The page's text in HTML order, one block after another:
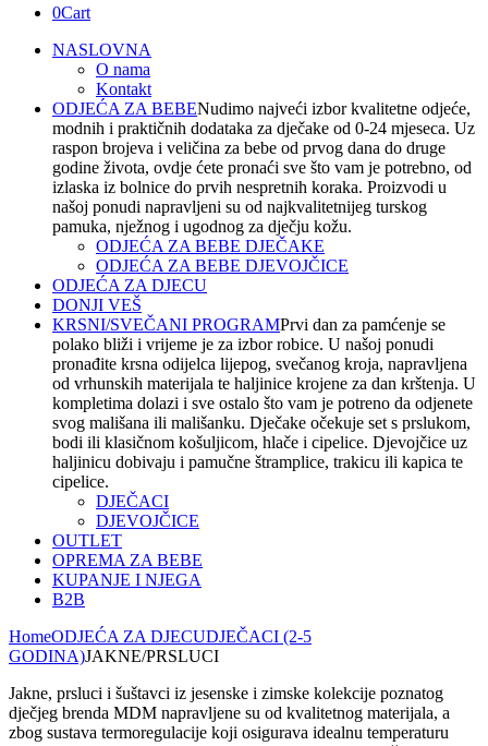
0Cart
NASLOVNA
O nama
Kontakt
ODJEĆA ZA BEBENudimo najveći izbor kvalitetne odjeće,
modnih i praktičnih dodataka za dječake od 0-24 mjeseca. Uz
raspon brojeva i veličina za bebe od prvog dana do druge
godine života, ovdje ćete pronaći sve što vam je potrebno, od
izlaska iz bolnice do prvih nespretnih koraka. Proizvodi u
našoj ponudi napravljeni su od najkvalitetnijeg turskog
pamuka, nježnog i ugodnog za dječju kožu.
ODJEĆA ZA BEBE DJEČAKE
ODJEĆA ZA BEBE DJEVOJČICE
ODJEĆA ZA DJECU
DONJI VEŠ
KRSNI/SVEČANI PROGRAMPrvi dan za pamćenje se
polako bliži i vrijeme je za izbor robice. U našoj ponudi
pronađite krsna odijelca lijepog, svečanog kroja, napravljena
od vrhunskih materijala te haljinice krojene za dan krštenja. U
kompletima dolazi i sve ostalo što vam je potreno da odjenete
svog mališana ili mališanku. Dječake očekuje set s prslukom,
bodi ili klasičnom košuljicom, hlače i cipelice. Djevojčice uz
haljinicu dobivaju i pamučne štramplice, trakicu ili kapica te
cipelice.
DJEČACI
DJEVOJČICE
OUTLET
OPREMA ZA BEBE
KUPANJE I NJEGA
B2B
HomeODJEĆA ZA DJECUDJEČACI (2-5
GODINA)JAKNE/PRSLUCI
Jakne, prsluci i šuštavci iz jesenske i zimske kolekcije poznatog
dječjeg brenda MDM napravljene su od kvalitetnog materijala, a
zbog sustava termoregulacije koji osigurava idealnu temperaturu